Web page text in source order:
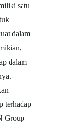
satu
dalam
dalam
terhadap
Group